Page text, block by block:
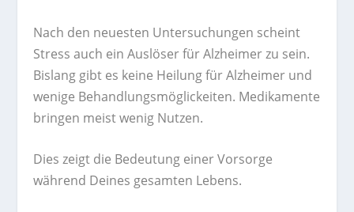
Nach den neuesten Untersuchungen scheint
Stress auch ein Auslöser für Alzheimer zu sein.
Bislang gibt es keine Heilung für Alzheimer und
wenige Behandlungsmöglickeiten. Medikamente
bringen meist wenig Nutzen.
Dies zeigt die Bedeutung einer Vorsorge
während Deines gesamten Lebens.